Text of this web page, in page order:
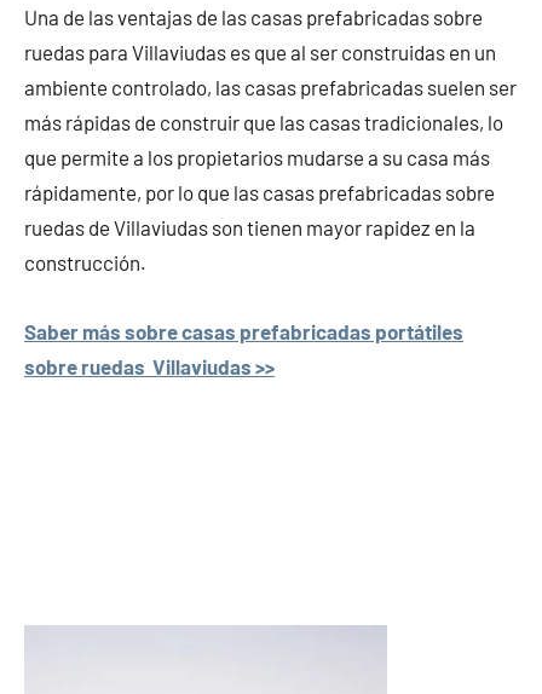
Una de las ventajas de las casas prefabricadas sobre
ruedas para Villaviudas es que al ser construidas en un
ambiente controlado, las casas prefabricadas suelen ser
más rápidas de construir que las casas tradicionales, lo
que permite a los propietarios mudarse a su casa más
rápidamente, por lo que las casas prefabricadas sobre
ruedas de Villaviudas son tienen mayor rapidez en la
construcción.
Saber más sobre casas prefabricadas portátiles
sobre ruedas Villaviudas >>